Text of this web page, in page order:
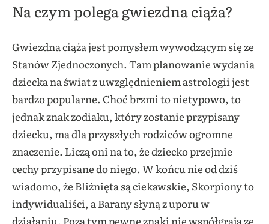
Na czym polega gwiezdna ciąża?
Gwiezdna ciąża jest pomysłem wywodzącym się ze
Stanów Zjednoczonych. Tam planowanie wydania
dziecka na świat z uwzględnieniem astrologii jest
bardzo popularne. Choć brzmi to nietypowo, to
jednak znak zodiaku, który zostanie przypisany
dziecku, ma dla przyszłych rodziców ogromne
znaczenie. Liczą oni na to, że dziecko przejmie
cechy przypisane do niego. W końcu nie od dziś
wiadomo, że Bliźnięta są ciekawskie, Skorpiony to
indywidualiści, a Barany słyną z uporu w
działaniu. Poza tym pewne znaki nie współgrają ze